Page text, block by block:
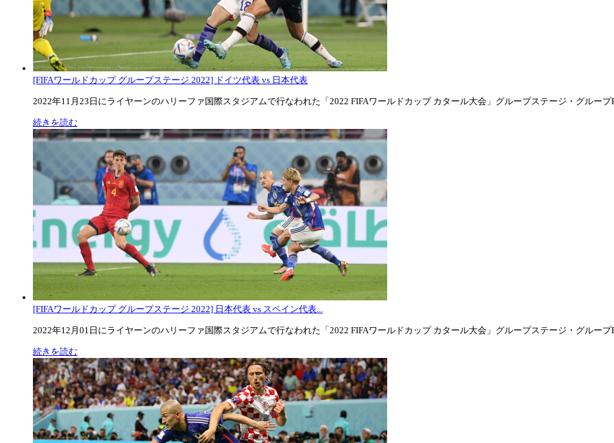
[FIFAワールドカップ グループステージ 2022] ドイツ代表 vs 日本代表
2022年11月23日にライヤーンのハリーファ国際スタジアムで行なわれた「2022 FIFAワールドカップ カタール大会」グループステージ・グループ
続きを読む
[FIFAワールドカップ グループステージ 2022] 日本代表 vs スペイン代表...
2022年12月01日にライヤーンのハリーファ国際スタジアムで行なわれた「2022 FIFAワールドカップ カタール大会」グループステージ・グループ
続きを読む